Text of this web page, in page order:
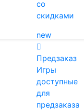
со
скидками
new
Предзаказ
Игры
доступные
для
предзаказа